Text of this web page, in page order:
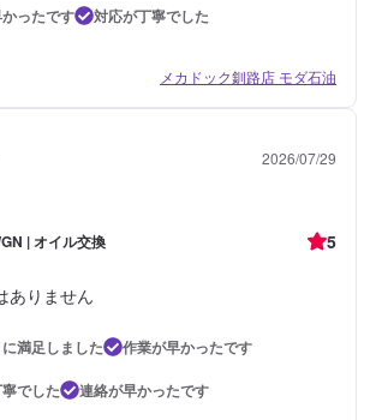
ったです 対応が丁寧でした
メカドック釧路店 モダ石油
2026/07/29
| オイル交換 5
ありません
満足しました
作業が早かったです
でした
連絡が早かったです